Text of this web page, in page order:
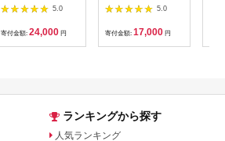
けで漬けた無添加梅干
し2kg 梅ボーイズ｜
B201_EP6024
5.0
寄付金額: 24,000 円
形県鶴岡市 アトリエ
かおる | 山葡萄 雑貨
キーホルダー ギフト
贈り物 お取り寄せ 返
礼品
5.0
寄付金額: 17,000 円
ランキングから探す
人気ランキング